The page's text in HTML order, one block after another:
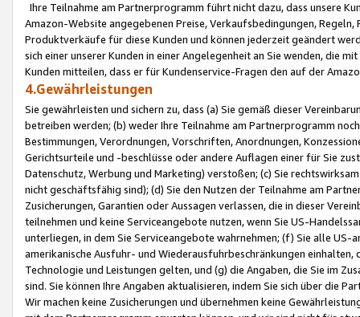
Ihre Teilnahme am Partnerprogramm führt nicht dazu, dass unsere
Amazon-Website angegebenen Preise, Verkaufsbedingungen,
Produktverkäufe für diese Kunden und können jederzeit geändert
sich einer unserer Kunden in einer Angelegenheit an Sie wenden, die
Kunden mitteilen, dass er für Kundenservice-Fragen den auf der
4.Gewährleistungen
Sie gewährleisten und sichern zu, dass (a) Sie gemäß dieser
betreiben werden; (b) weder Ihre Teilnahme am Partnerprogramm
Bestimmungen, Verordnungen, Vorschriften, Anordnungen,
Gerichtsurteile und -beschlüsse oder andere Auflagen einer für Sie
Datenschutz, Werbung und Marketing) verstoßen; (c) Sie
nicht geschäftsfähig sind); (d) Sie den Nutzen der Teilnahme am
Zusicherungen, Garantien oder Aussagen verlassen, die in dieser
teilnehmen und keine Serviceangebote nutzen, wenn Sie US-
unterliegen, in dem Sie Serviceangebote wahrnehmen; (f) Sie alle
amerikanische Ausfuhr- und Wiederausfuhrbeschränkungen
Technologie und Leistungen gelten, und (g) die Angaben, die Sie im
sind. Sie können Ihre Angaben aktualisieren, indem Sie sich über die
Wir machen keine Zusicherungen und übernehmen keine